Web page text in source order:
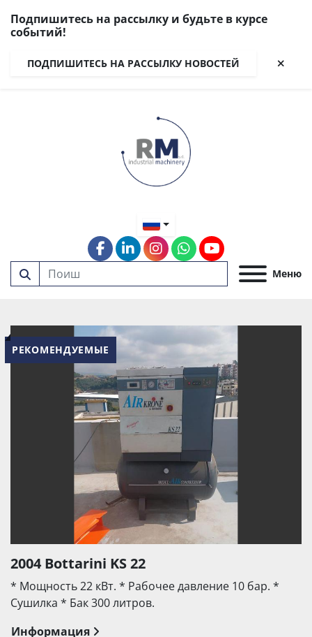
Подпишитесь на рассылку и будьте в курсе
событий!
ПОДПИШИТЕСЬ НА РАССЫЛКУ НОВОСТЕЙ
Меню
facebook
linkedininstagram
whatsapp
youtube
РЕКОМЕНДУЕМЫЕ
2004 Bottarini KS 22
* Мощность 22 кВт. * Рабочее давление 10 бар. *
Сушилка * Бак 300 литров.
Информация